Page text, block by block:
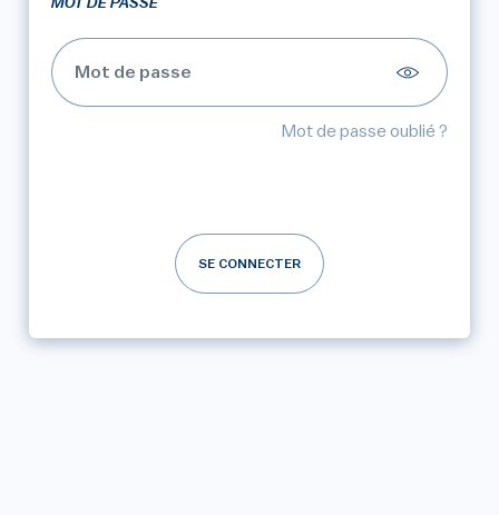
MOT DE PASSE
Mot de passe oublié ?
SE CONNECTER